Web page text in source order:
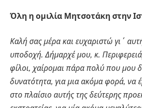
Όλη η ομιλία Μητσοτάκη στην
Καλή σας μέρα και ευχαριστώ γι΄
υποδοχή. Δήμαρχέ μου, κ.
φίλοι, χαίρομαι πάρα πολύ που μου
δυνατότητα, για μια ακόμα φορά, να
στο πλαίσιο αυτής της δεύτερης